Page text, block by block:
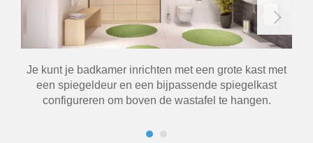
Je kunt je badkamer inrichten met een grote kast met
een spiegeldeur en een bijpassende spiegelkast
configureren om boven de wastafel te hangen.